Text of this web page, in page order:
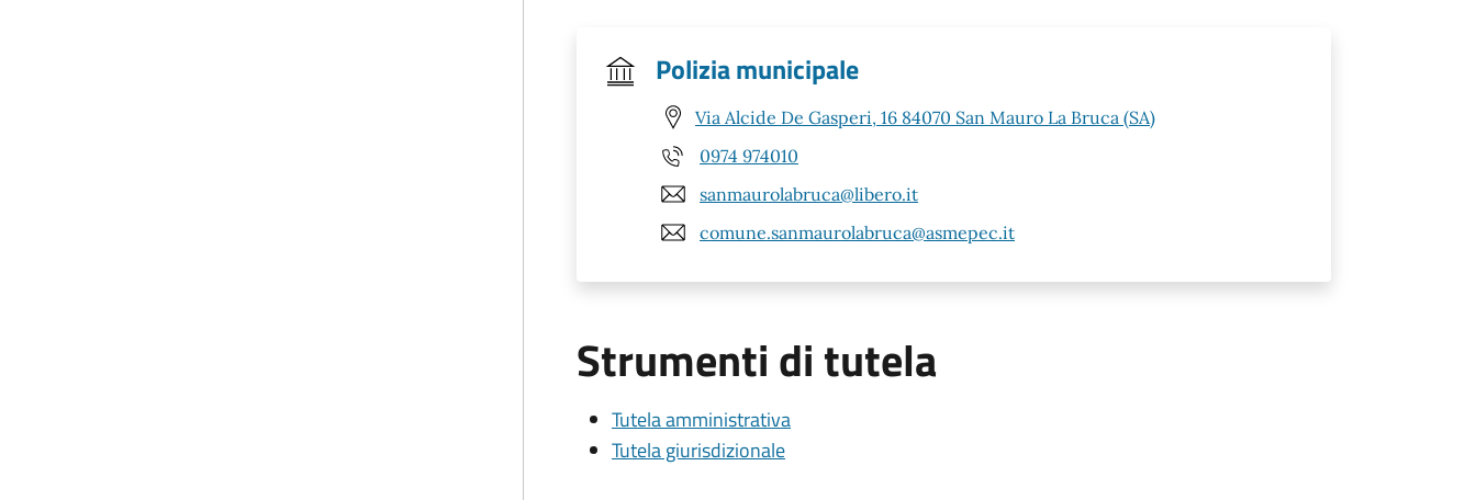
Polizia municipale
Via Alcide De Gasperi, 16 84070 San Mauro La Bruca (SA)
0974 974010
sanmaurolabruca@libero.it
comune.sanmaurolabruca@asmepec.it
Strumenti di tutela
Tutela amministrativa
Tutela giurisdizionale